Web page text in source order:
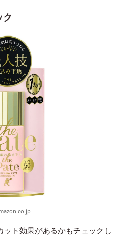
ト効果があるかもチェックし